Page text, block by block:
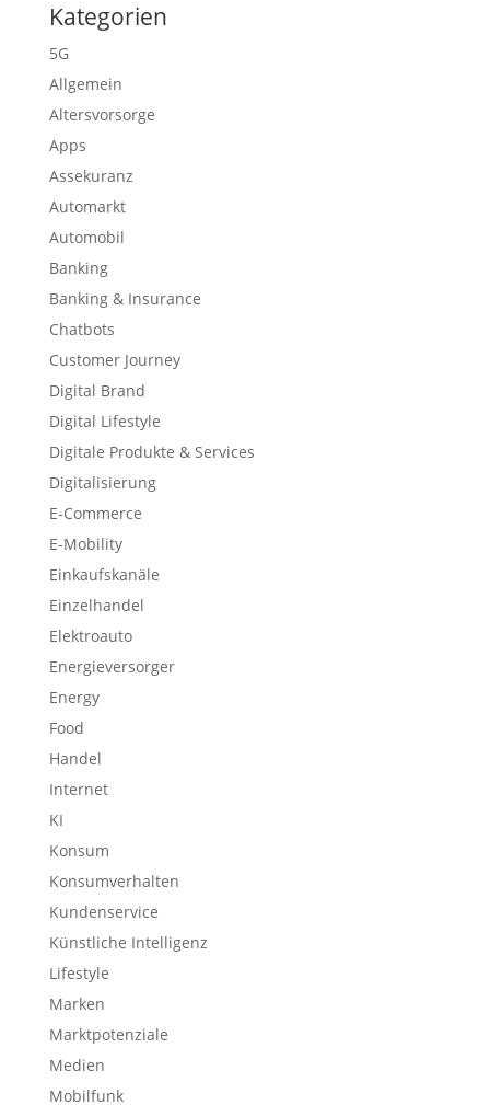
Kategorien
5G
Allgemein
Altersvorsorge
Apps
Assekuranz
Automarkt
Automobil
Banking
Banking & Insurance
Chatbots
Customer Journey
Digital Brand
Digital Lifestyle
Digitale Produkte & Services
Digitalisierung
E-Commerce
E-Mobility
Einkaufskanäle
Einzelhandel
Elektroauto
Energieversorger
Energy
Food
Handel
Internet
KI
Konsum
Konsumverhalten
Kundenservice
Künstliche Intelligenz
Lifestyle
Marken
Marktpotenziale
Medien
Mobilfunk